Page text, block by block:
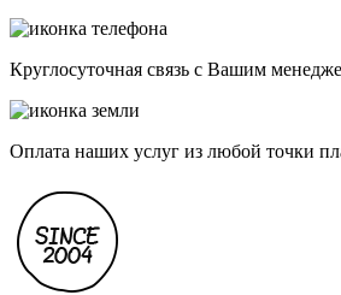
Круглосуточная связь с Вашим
Оплата наших услуг из любой точки